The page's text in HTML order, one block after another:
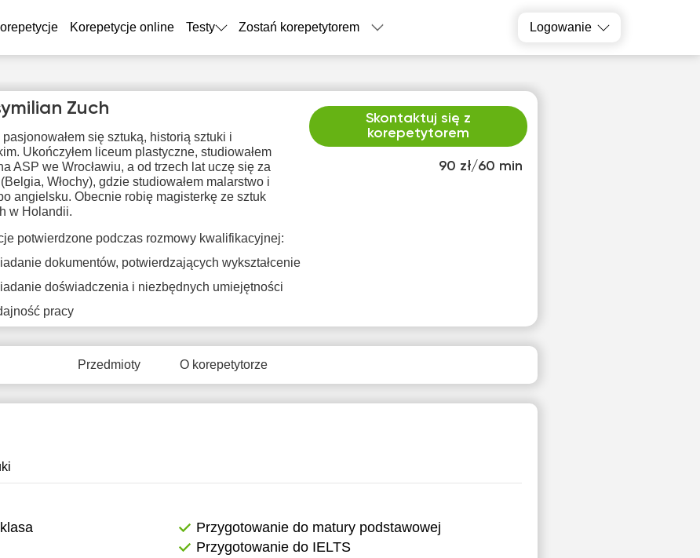
Korepetycje online Testy Zostań korepetytorem Logowanie
90 zł/60 min
Skontaktuj się z
korepetytorem
Zuch
się sztuką, historią sztuki i
Ukończyłem liceum plastyczne, studiowałem
ASP we Wrocławiu, a od trzech lat uczę się za
Włochy), gdzie studiowałem malarstwo i
angielsku. Obecnie robię magisterkę ze sztuk
w Holandii.
potwierdzone podczas rozmowy kwalifikacyjnej:
dokumentów, potwierdzających wykształcenie
doświadczenia i niezbędnych umiejętności
pracy
Przedmioty O korepetytorze
Przygotowanie do matury podstawowej
Przygotowanie do IELTS
9
10
11
10:00
10:30
11:30
Brak
dostępnych
dostępnych